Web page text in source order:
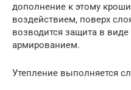
дополнение к этому
воздействием, поверх
возводится защита в виде
армированием.
Утепление выполняется